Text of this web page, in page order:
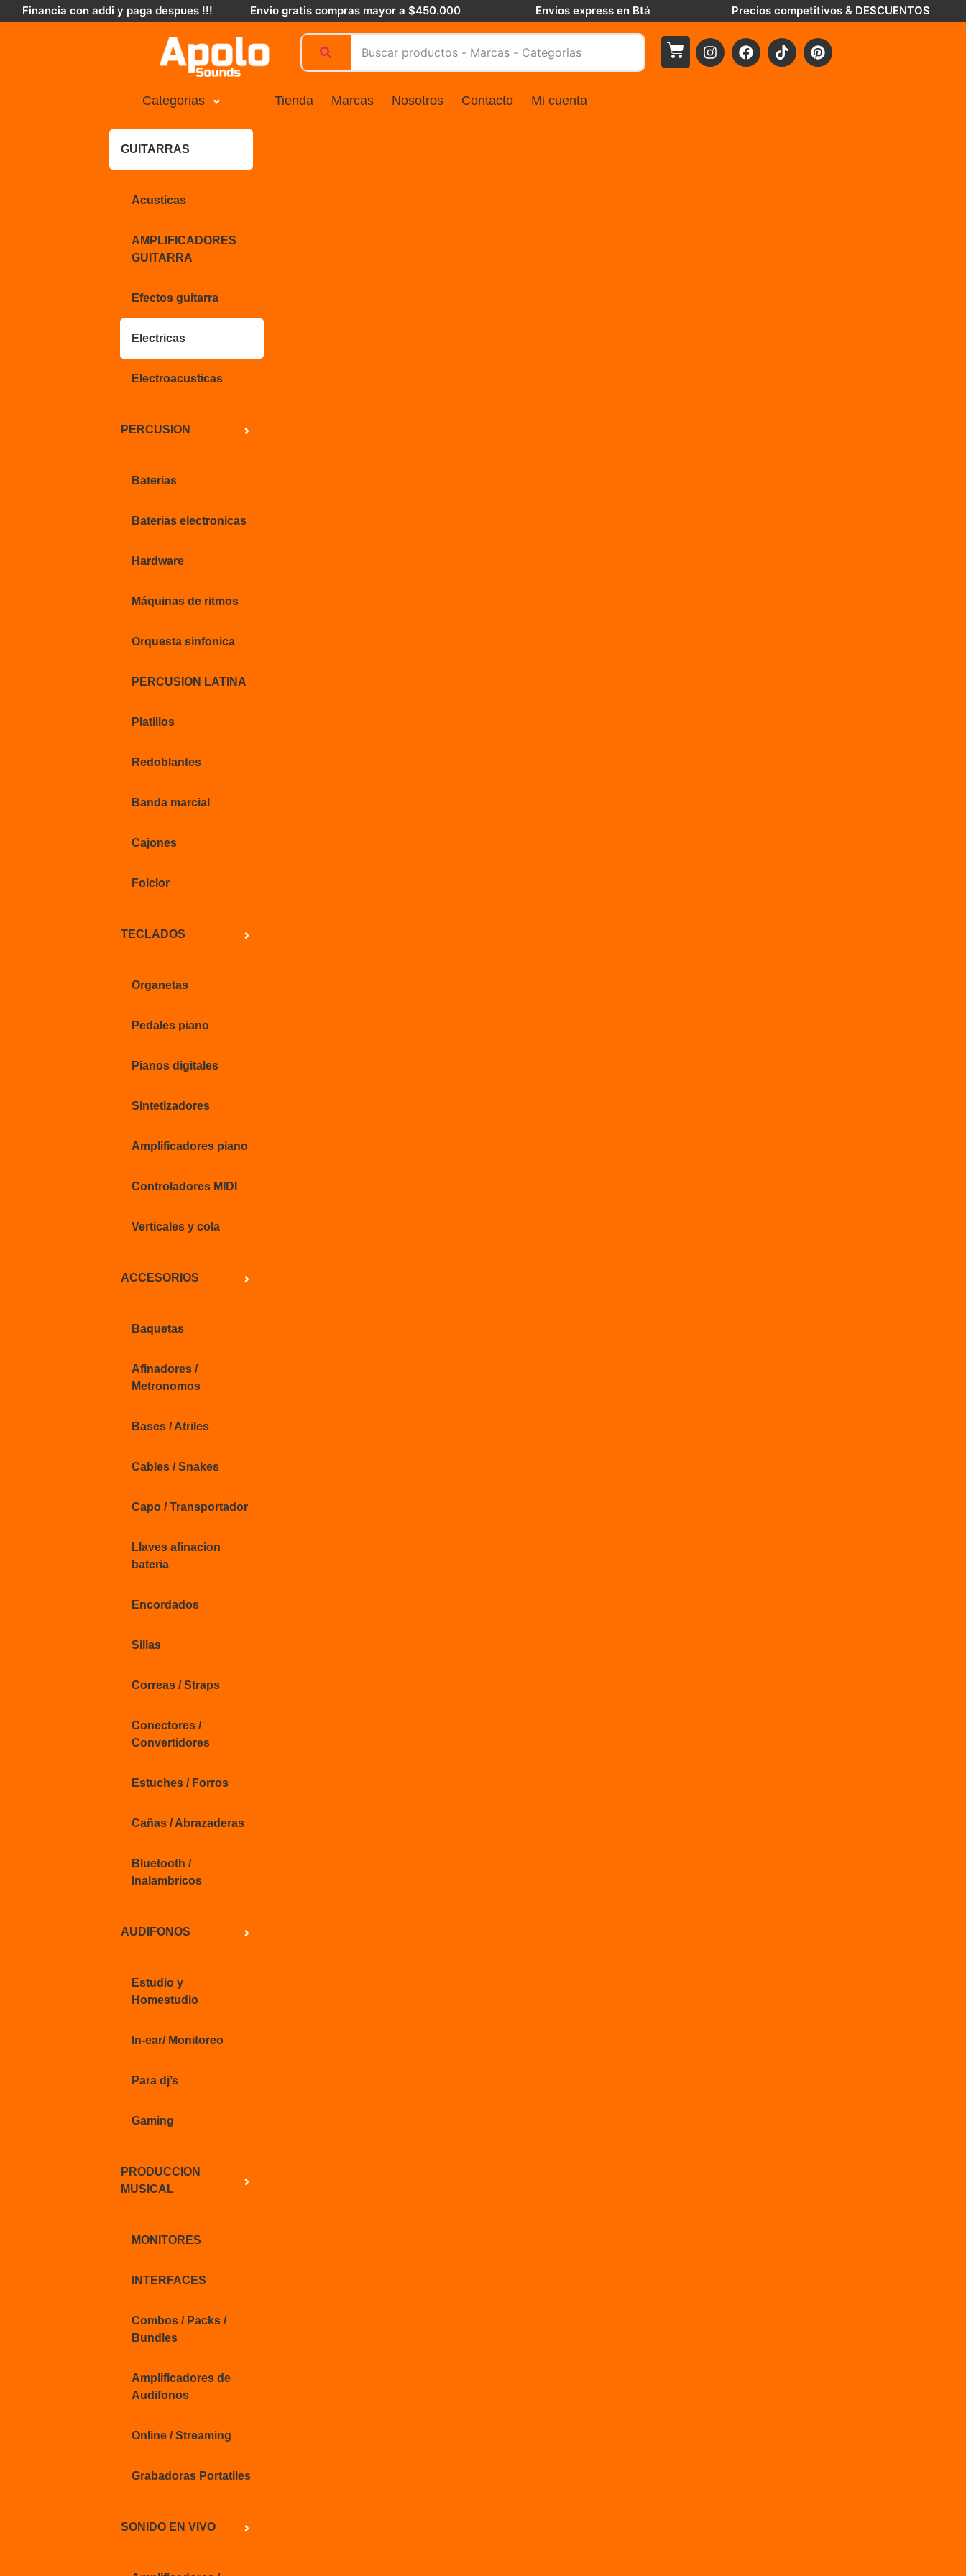
Financia con addi y paga despues !!! Envio gratis compras mayor a $450.000 Envios express en Btá Precios competitivos & DESCUENTOS
Categorias
GUITARRAS
Acusticas
AMPLIFICADORES
GUITARRA
Efectos guitarra
Electricas
Electroacusticas
PERCUSION
Baterias
Baterias electronicas
Hardware
Máquinas de ritmos
Orquesta sinfonica
PERCUSION LATINA
Platillos
Redoblantes
Banda marcial
Cajones
Folclor
TECLADOS
Organetas
Pedales piano
Pianos digitales
Sintetizadores
Amplificadores piano
Controladores MIDI
Verticales y cola
ACCESORIOS
Baquetas
Afinadores /
Metronomos
Bases / Atriles
Cables / Snakes
Capo / Transportador
Llaves afinacion
bateria
Encordados
Sillas
Correas / Straps
Conectores /
Convertidores
Estuches / Forros
Cañas / Abrazaderas
Bluetooth /
Inalambricos
AUDIFONOS
Estudio y
Homestudio
In-ear/ Monitoreo
Para dj’s
Gaming
PRODUCCION
MUSICAL
MONITORES
INTERFACES
Combos / Packs /
Bundles
Amplificadores de
Audifonos
Online / Streaming
Grabadoras Portatiles
SONIDO EN VIVO
Tienda Marcas Nosotros Contacto Mi cuenta